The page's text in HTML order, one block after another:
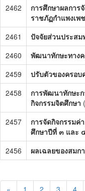
2462
การศึกษาผลการ
ราชภัฏกำแพงเพ
2461 ปัจจัยส่วนประสม
2460
พัฒนาทักษะทาง
2459
ปรับตัวของครอบ
2458
การพัฒนาทักษะก
กิจกรรมจิตศึกษา
2457
การจัดกิจกรรมค่
ศึกษาปีที่ ๓ และ
2456 ผลเฉลยของสมก
« 1 2 3 4